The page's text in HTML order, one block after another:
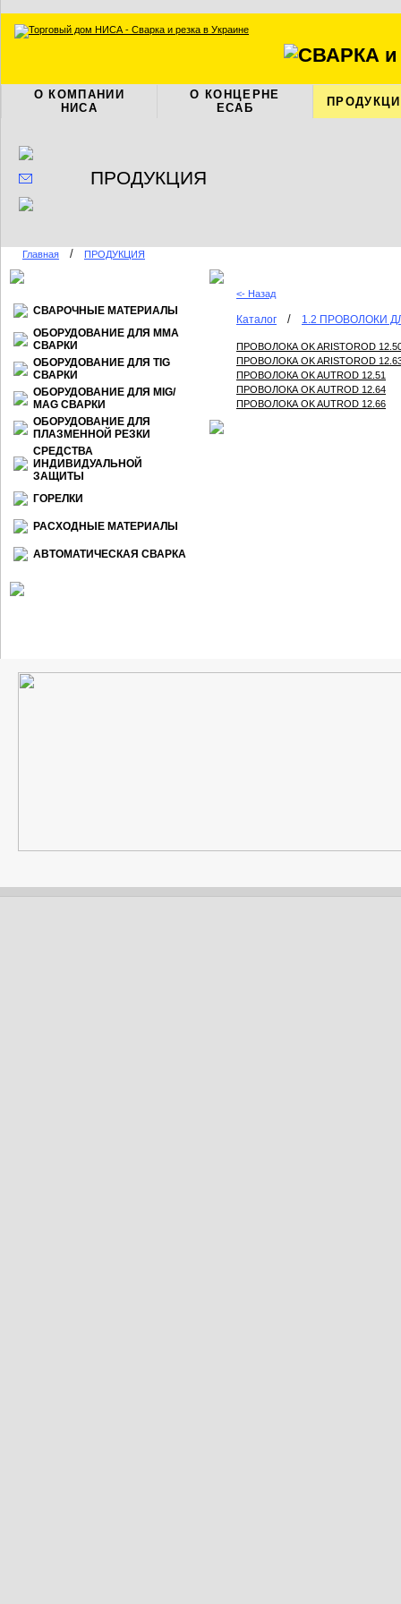
О КОМПАНИИ
НИСА
О КОНЦЕРНЕ
ЕСАБ
ПРОДУКЦИЯ
Главная / ПРОДУКЦИЯ
СВАРОЧНЫЕ МАТЕРИАЛЫ
ОБОРУДОВАНИЕ ДЛЯ ММА
СВАРКИ
ОБОРУДОВАНИЕ ДЛЯ TIG
СВАРКИ
ОБОРУДОВАНИЕ ДЛЯ МIG/
МАG СВАРКИ
ОБОРУДОВАНИЕ ДЛЯ
ПЛАЗМЕННОЙ РЕЗКИ
СРЕДСТВА
ИНДИВИДУАЛЬНОЙ
ЗАЩИТЫ
ГОРЕЛКИ
РАСХОДНЫЕ МАТЕРИАЛЫ
АВТОМАТИЧЕСКАЯ СВАРКА
<- Назад
Каталог / 1.2 ПРОВОЛОКИ
ПРОВОЛОКА OK ARISTOROD
ПРОВОЛОКА OK ARISTOROD
ПРОВОЛОКА OK AUTROD 12.51
ПРОВОЛОКА OK AUTROD 12.64
ПРОВОЛОКА OK AUTROD 12.66